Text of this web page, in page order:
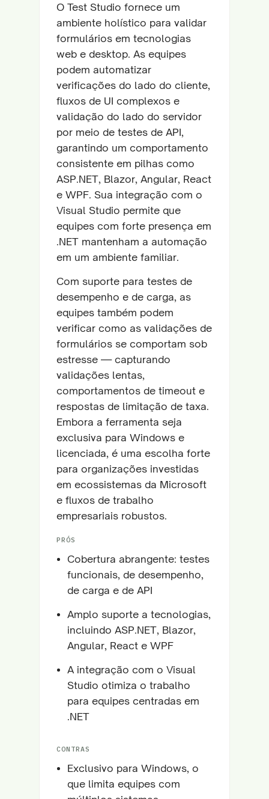
O Test Studio fornece um
ambiente holístico para validar
formulários em tecnologias
web e desktop. As equipes
podem automatizar
verificações do lado do cliente,
fluxos de UI complexos e
validação do lado do servidor
por meio de testes de API,
garantindo um comportamento
consistente em pilhas como
ASP.NET, Blazor, Angular, React
e WPF. Sua integração com o
Visual Studio permite que
equipes com forte presença em
.NET mantenham a automação
em um ambiente familiar.
Com suporte para testes de
desempenho e de carga, as
equipes também podem
verificar como as validações de
formulários se comportam sob
estresse — capturando
validações lentas,
comportamentos de timeout e
respostas de limitação de taxa.
Embora a ferramenta seja
exclusiva para Windows e
licenciada, é uma escolha forte
para organizações investidas
em ecossistemas da Microsoft
e fluxos de trabalho
empresariais robustos.
PRÓS
Cobertura abrangente: testes
funcionais, de desempenho,
de carga e de API
Amplo suporte a tecnologias,
incluindo ASP.NET, Blazor,
Angular, React e WPF
A integração com o Visual
Studio otimiza o trabalho
para equipes centradas em
.NET
CONTRAS
Exclusivo para Windows, o
que limita equipes com